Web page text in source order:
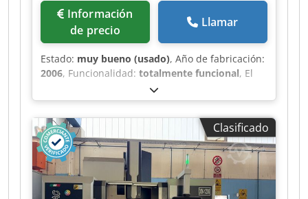
de precio
Llamar
Estado: muy bueno (usado), Año de fabricación:
2006, Funcionalidad: totalmente funcional, El
centro de mecanizado vertical de alta velocidad
KONDIA HM-1060, usado, es una máquina de
control numérico de tamaño medio con
estructura de hierro fundido de pórtico, con un
peso aproximado de 7.300 kg; recorridos X 1.000,
Y 600, Z 510 mm, dimensiones de la mesa 1120 x
600 con una capacidad de carga de 660 kg, y
avance rápido de hasta 24 m/min. Está equipada
Clasificado